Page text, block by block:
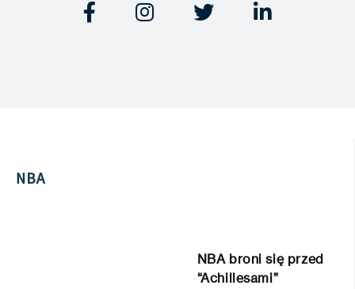
   
NBA
NBA broni się przed
“Achillesami”